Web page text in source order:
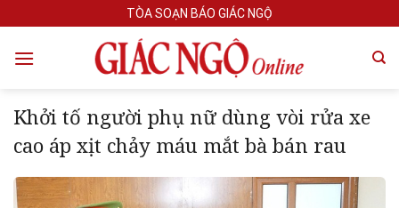
to
content
TÒA SOẠN BÁO GIÁC NGỘ
Khởi tố người phụ nữ dùng vòi rửa xe
cao áp xịt chảy máu mắt bà bán rau